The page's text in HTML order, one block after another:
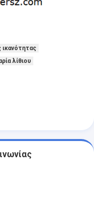
λίθιου